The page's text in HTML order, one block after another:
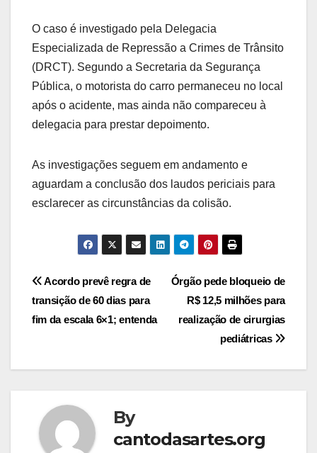
O caso é investigado pela Delegacia
Especializada de Repressão a Crimes de Trânsito
(DRCT). Segundo a Secretaria da Segurança
Pública, o motorista do carro permaneceu no local
após o acidente, mas ainda não compareceu à
delegacia para prestar depoimento.
As investigações seguem em andamento e
aguardam a conclusão dos laudos periciais para
esclarecer as circunstâncias da colisão.
Post
navigation
Órgão pede bloqueio de
R$ 12,5 milhões para
realização de cirurgias
pediátricas
Acordo prevê regra de
transição de 60 dias para
fim da escala 6×1; entenda
By
cantodasartes.org